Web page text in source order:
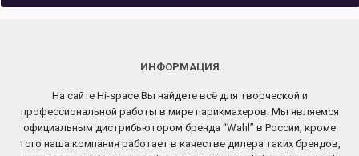
ИНФОРМАЦИЯ
На сайте Hi-space Вы найдете всё для творческой и
профессиональной работы в мире парикмахеров. Мы являемся
официальным дистрибьютором бренда “Wahl” в России, кроме
того наша компания работает в качестве дилера таких брендов,